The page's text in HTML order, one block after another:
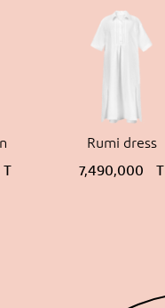
Rumi dress
7,490,000
T
T